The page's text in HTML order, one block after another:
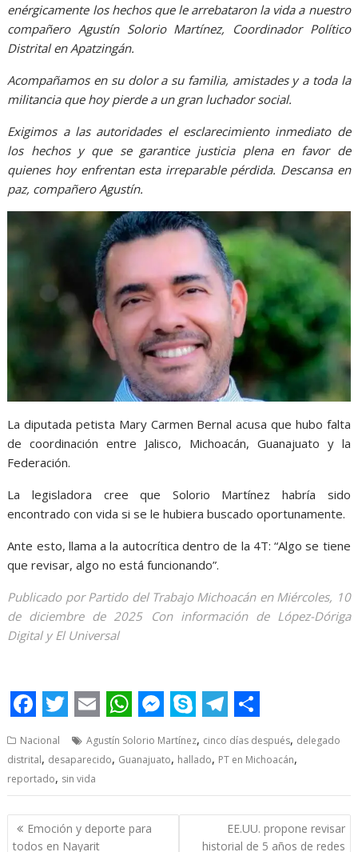
enérgicamente los hechos que le arrebataron la vida a nuestro
compañero Agustín Solorio Martínez, Coordinador Político
Distrital en Apatzingán.
Acompañamos en su dolor a su familia, amistades y a toda la
militancia que hoy pierde a un gran luchador social.
Exigimos a las autoridades el esclarecimiento inmediato de
los hechos y que se garantice justicia plena en favor de
quienes hoy enfrentan esta irreparable pérdida. Descansa en
paz, compañero Agustín.
La diputada petista Mary Carmen Bernal acusa que hubo falta
de coordinación entre Jalisco, Michoacán, Guanajuato y la
Federación.
La legisladora cree que Solorio Martínez habría sido
encontrado con vida si se le hubiera buscado oportunamente.
Ante esto, llama a la autocrítica dentro de la 4T: “Algo se tiene
que revisar, algo no está funcionando”.
Publicado por Partido del Trabajo Michoacán en Miércoles, 10
de diciembre de 2025 Con información de López-Dóriga
Digital y El Universal
F
a
c
e
b
T
w
i
t
t
E
m
a
i
l
W
h
t
s
M
e
s
e
S
k
p
T
e
e
S
h
r
e
Nacional Agustín Solorio Martínez, cinco días después, delegado
distrital, desaparecido, Guanajuato, hallado, PT en Michoacán,
reportado, sin vida
Post
navigation
Emoción y deporte para
todos en Nayarit
EE.UU. propone revisar
historial de 5 años de redes